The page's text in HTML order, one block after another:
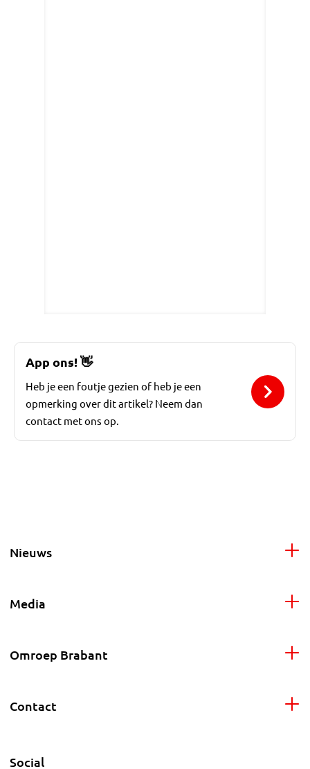
App ons!👋
Heb je een foutje gezien of heb je een
opmerking over dit artikel? Neem dan
contact met ons op.
Nieuws
Media
Omroep Brabant
Contact
Social